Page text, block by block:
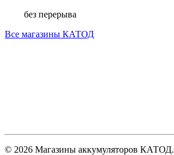
без перерыва
Все магазины КАТОД
© 2026 Магазины аккумуляторов КАТОД.